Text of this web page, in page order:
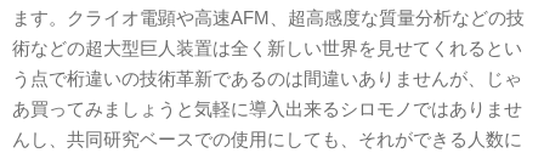
ます。クライオ電顕や高速AFM、超高感度な質量分析などの技
術などの超大型巨人装置は全く新しい世界を見せてくれるとい
う点で桁違いの技術革新であるのは間違いありませんが、じゃ
あ買ってみましょうと気軽に導入出来るシロモノではありませ
んし、共同研究ベースでの使用にしても、それができる人数に